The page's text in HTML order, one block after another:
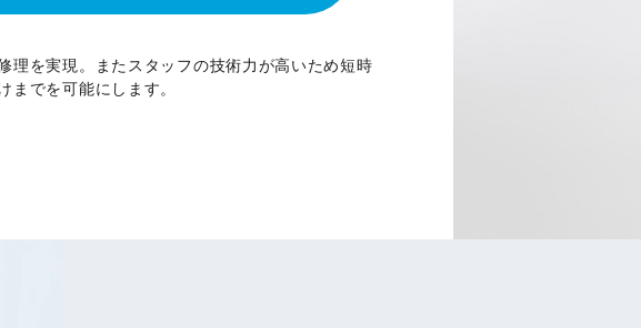
理を実現。またスタッフの技術力が高いため短時
までを可能にします。